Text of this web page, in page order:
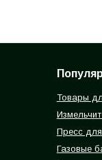
Товары
Пресс
Газовые